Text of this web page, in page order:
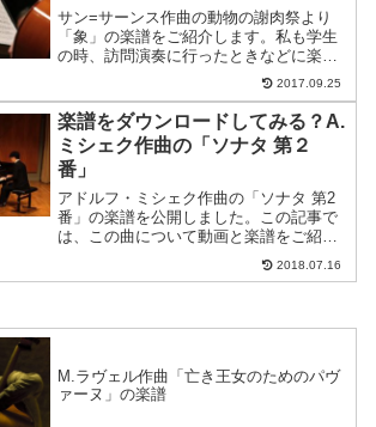
サン=サーンス作曲の動物の謝肉祭より
「象」の楽譜をご紹介します。私も学生
の時、訪問演奏に行ったときなどに楽器
紹介としてよく演奏しました。もうすぐ
新入生も入ってくる時期です。楽器紹介
に使ってみてはいかがでしょうか。
2017.09.25
楽譜をダウンロードしてみる？A.
ミシェク作曲の「ソナタ 第２
番」
アドルフ・ミシェク作曲の「ソナタ 第2
番」の楽譜を公開しました。この記事で
は、この曲について動画と楽譜をご紹介
2018.07.16
M.ラヴェル作曲「亡き王女のためのパヴ
ァーヌ」の楽譜